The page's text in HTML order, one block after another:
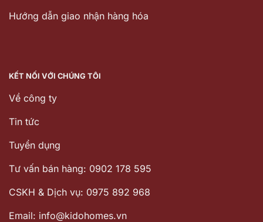
Hướng dẫn giao nhận hàng hóa
KẾT NỐI VỚI CHÚNG TÔI
Về công ty
Tin tức
Tuyển dụng
Tư vấn bán hàng: 0902 178 595
CSKH & Dịch vụ: 0975 892 968
Email: info@kidohomes.vn